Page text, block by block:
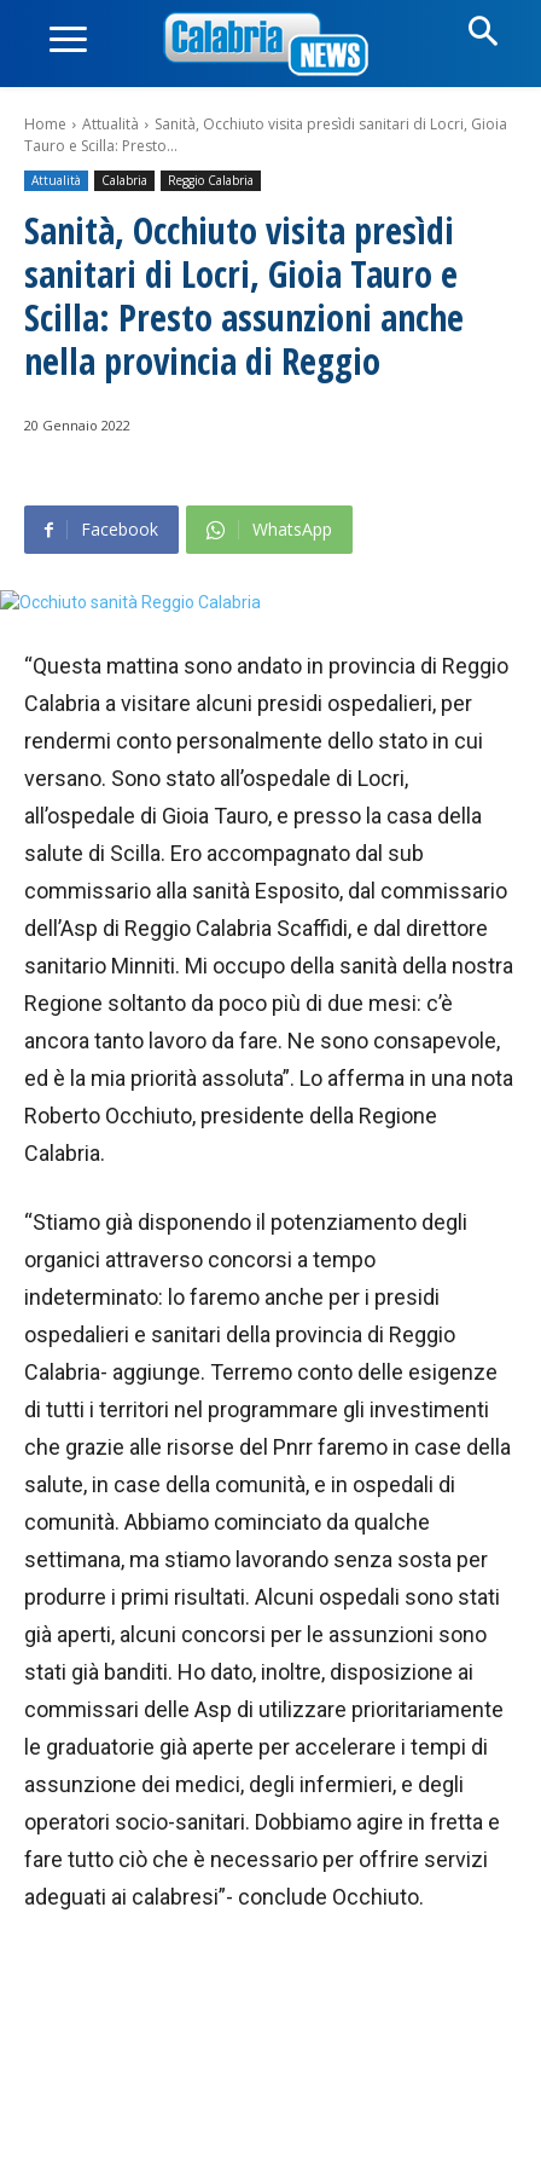
Home Attualità
Sanità, Occhiuto visita presìdi sanitari di Locri, Gioia
Tauro e Scilla: Presto...
Attualità Calabria Reggio Calabria
Sanità, Occhiuto visita presìdi
sanitari di Locri, Gioia Tauro e
Scilla: Presto assunzioni anche
nella provincia di Reggio
20 Gennaio 2022
Facebook WhatsApp
“Questa mattina sono andato in provincia di Reggio
Calabria a visitare alcuni presidi ospedalieri, per
rendermi conto personalmente dello stato in cui
versano. Sono stato all’ospedale di Locri,
all’ospedale di Gioia Tauro, e presso la casa della
salute di Scilla. Ero accompagnato dal sub
commissario alla sanità Esposito, dal commissario
dell’Asp di Reggio Calabria Scaffidi, e dal direttore
sanitario Minniti. Mi occupo della sanità della nostra
Regione soltanto da poco più di due mesi: c’è
ancora tanto lavoro da fare. Ne sono consapevole,
ed è la mia priorità assoluta”. Lo afferma in una nota
Roberto Occhiuto, presidente della Regione
Calabria.
“Stiamo già disponendo il potenziamento degli
organici attraverso concorsi a tempo
indeterminato: lo faremo anche per i presidi
ospedalieri e sanitari della provincia di Reggio
Calabria- aggiunge. Terremo conto delle esigenze
di tutti i territori nel programmare gli investimenti
che grazie alle risorse del Pnrr faremo in case della
salute, in case della comunità, e in ospedali di
comunità. Abbiamo cominciato da qualche
settimana, ma stiamo lavorando senza sosta per
produrre i primi risultati. Alcuni ospedali sono stati
già aperti, alcuni concorsi per le assunzioni sono
stati già banditi. Ho dato, inoltre, disposizione ai
commissari delle Asp di utilizzare prioritariamente
le graduatorie già aperte per accelerare i tempi di
assunzione dei medici, degli infermieri, e degli
operatori socio-sanitari. Dobbiamo agire in fretta e
fare tutto ciò che è necessario per offrire servizi
adeguati ai calabresi”- conclude Occhiuto.